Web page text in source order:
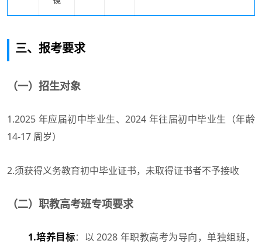
三、报考要求
（一）招生对象
1.2025 年应届初中毕业生、2024 年往届初中毕业生（年龄
14-17 周岁）
2.须获得义务教育初中毕业证书，未取得证书者不予接收
（二）职教高考班专项要求
1.培养目标：以 2028 年职教高考为导向，单独组班，